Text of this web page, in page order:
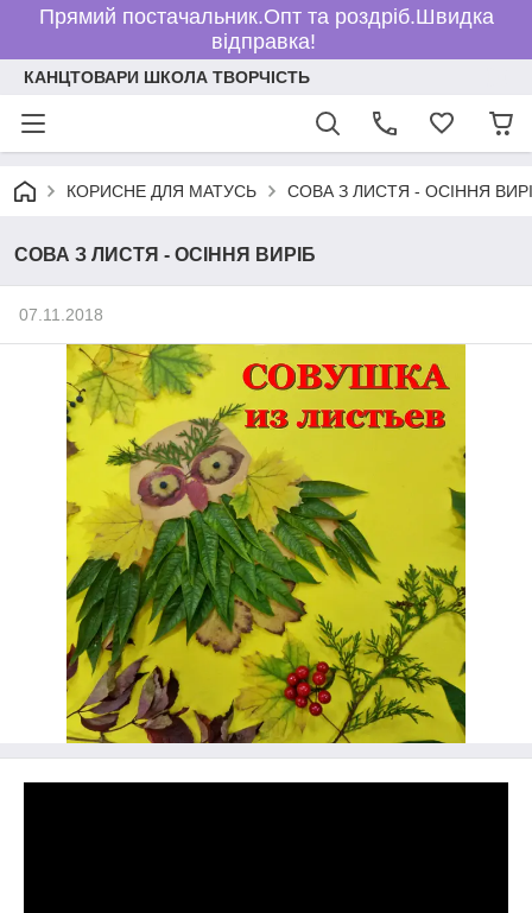
Прямий постачальник.Опт та роздріб.Швидка
відправка!
КАНЦТОВАРИ ШКОЛА ТВОРЧІСТЬ
КОРИСНЕ ДЛЯ МАТУСЬ СОВА З ЛИСТЯ - ОСІННЯ
СОВА З ЛИСТЯ - ОСІННЯ ВИРІБ
07.11.2018